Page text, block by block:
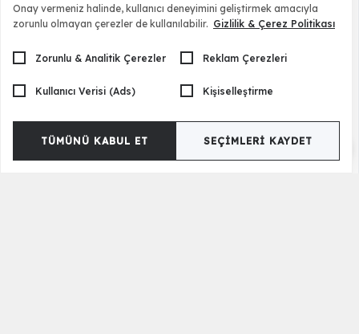
Onay vermeniz halinde, kullanıcı deneyimini geliştirmek amacıyla
zorunlu olmayan çerezler de kullanılabilir. Gizlilik & Çerez Politikası
Zorunlu & Analitik Çerezler Reklam Çerezleri
Kullanıcı Verisi (Ads) Kişiselleştirme
TÜMÜNÜ KABUL ET SEÇIMLERI KAYDET